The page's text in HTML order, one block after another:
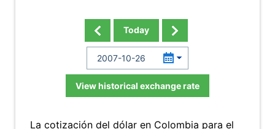
Today
View historical exchange rate
La cotización del dólar en Colombia para el